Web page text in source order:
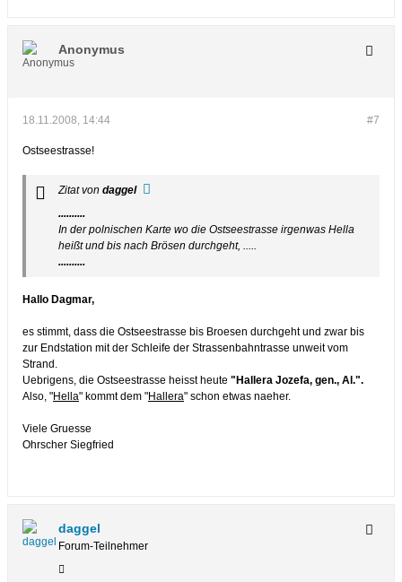
Anonymus
#7
18.11.2008, 14:44
Ostseestrasse!
Zitat von daggel
..........
In der polnischen Karte wo die Ostseestrasse irgenwas Hella
heißt und bis nach Brösen durchgeht, .....
..........
Hallo Dagmar,
es stimmt, dass die Ostseestrasse bis Broesen durchgeht und zwar bis
zur Endstation mit der Schleife der Strassenbahntrasse unweit vom
Strand.
Uebrigens, die Ostseestrasse heisst heute "Hallera Jozefa, gen., Al.".
Also, "Hella" kommt dem "Hallera" schon etwas naeher.
Viele Gruesse
Ohrscher Siegfried
daggel
Forum-Teilnehmer